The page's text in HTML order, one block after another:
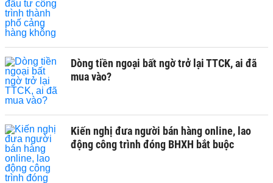
Dòng tiền ngoại bất ngờ trở lại TTCK, ai đã
mua vào?
Kiến nghị đưa người bán hàng online, lao
động công trình đóng BHXH bắt buộc